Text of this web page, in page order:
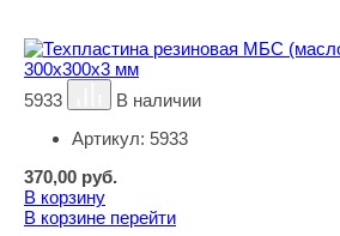
5933
В наличии
Артикул: 5933
370,00 руб.
В корзину
В корзине перейти